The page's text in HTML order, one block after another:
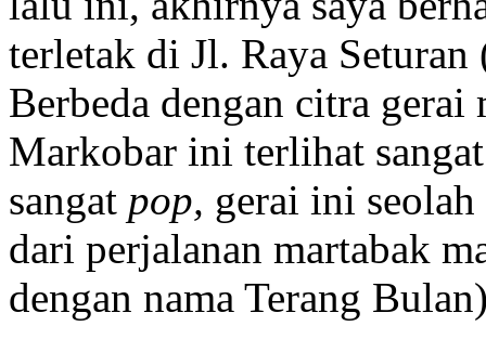
terletak di Jl. Raya
Berbeda dengan citra gerai
Markobar ini terlihat
sangat pop, gerai ini
dari perjalanan martabak
dengan nama Terang